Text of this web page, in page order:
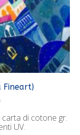
Fineart)
di cotone gr.
UV.